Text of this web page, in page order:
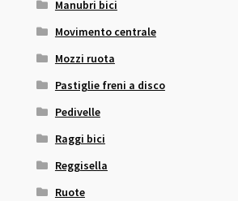
Manubri bici
Movimento centrale
Mozzi ruota
Pastiglie freni a disco
Pedivelle
Raggi bici
Reggisella
Ruote